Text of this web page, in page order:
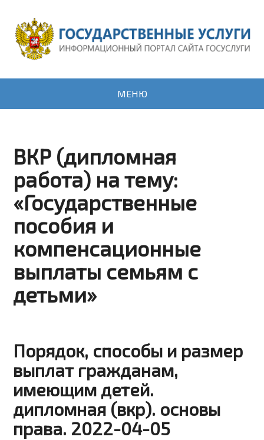
МЕНЮ
ВКР (дипломная
работа) на тему:
«Государственные
пособия и
компенсационные
выплаты семьям с
детьми»
Порядок, способы и размер
выплат гражданам,
имеющим детей.
дипломная (вкр). основы
права. 2022-04-05